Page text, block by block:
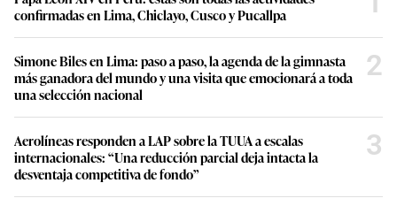
confirmadas en Lima, Chiclayo, Cusco y Pucallpa
Simone Biles en Lima: paso a paso, la agenda de la gimnasta
más ganadora del mundo y una visita que emocionará a toda
una selección nacional
2
Aerolíneas responden a LAP sobre la TUUA a escalas
internacionales: “Una reducción parcial deja intacta la
desventaja competitiva de fondo”
3